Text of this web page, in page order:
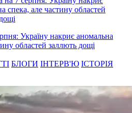
Україну накриє аномальна
областей заллють дощі
БЛОГИ ІНТЕРВ'Ю ІСТОРІЯ